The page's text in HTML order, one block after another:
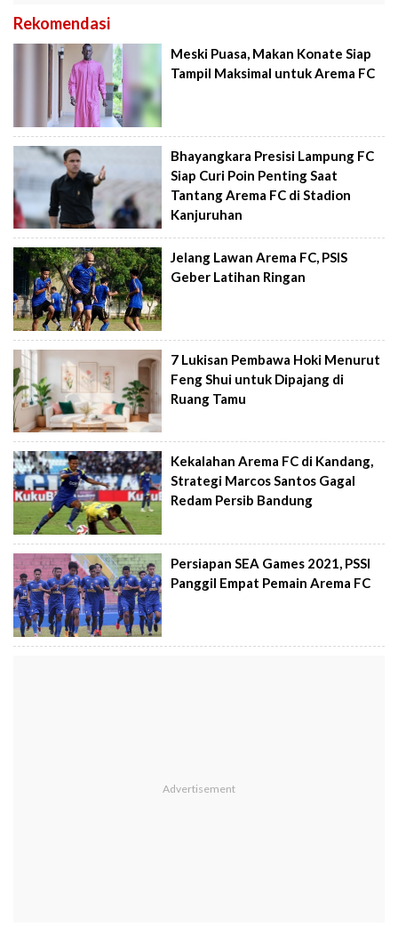
Rekomendasi
Meski Puasa, Makan Konate Siap
Tampil Maksimal untuk Arema FC
Bhayangkara Presisi Lampung FC
Siap Curi Poin Penting Saat
Tantang Arema FC di Stadion
Kanjuruhan
Jelang Lawan Arema FC, PSIS
Geber Latihan Ringan
7 Lukisan Pembawa Hoki Menurut
Feng Shui untuk Dipajang di
Ruang Tamu
Kekalahan Arema FC di Kandang,
Strategi Marcos Santos Gagal
Redam Persib Bandung
Persiapan SEA Games 2021, PSSI
Panggil Empat Pemain Arema FC